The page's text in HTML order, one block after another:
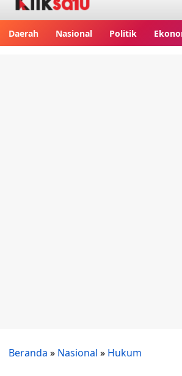
Daerah Nasional Politik
Beranda » Nasional » Hukum